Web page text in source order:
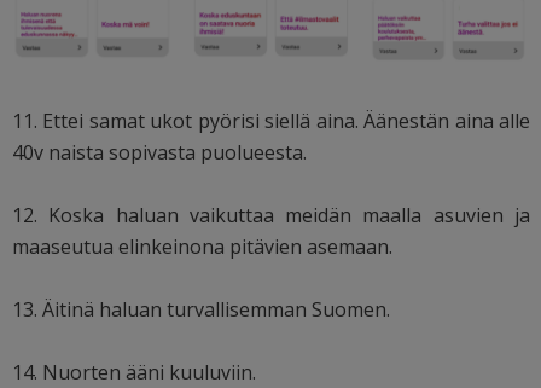
11. Ettei samat ukot pyörisi siellä aina. Äänestän aina alle
40v naista sopivasta puolueesta.
12. Koska haluan vaikuttaa meidän maalla asuvien ja
maaseutua elinkeinona pitävien asemaan.
13. Äitinä haluan turvallisemman Suomen.
14. Nuorten ääni kuuluviin.